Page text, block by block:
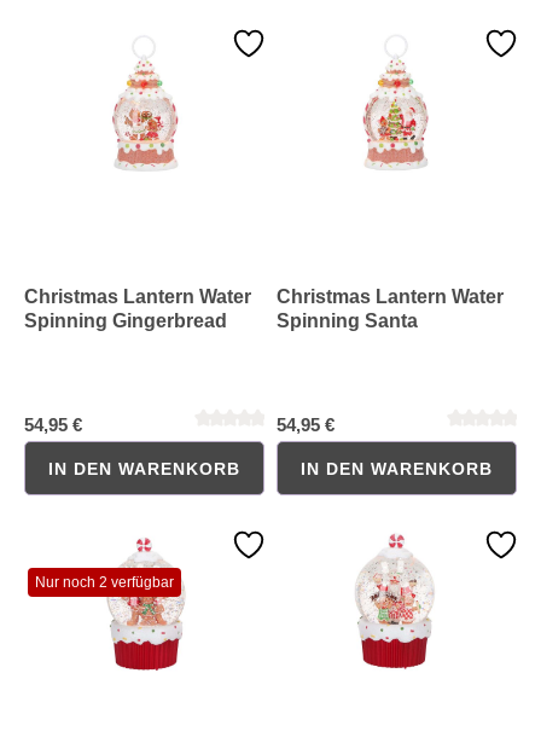
Christmas Lantern Water
Spinning Gingerbread
54,95 €
IN DEN WARENKORB
Christmas Lantern Water
Spinning Santa
54,95 €
IN DEN WARENKORB
Nur noch 2 verfügbar